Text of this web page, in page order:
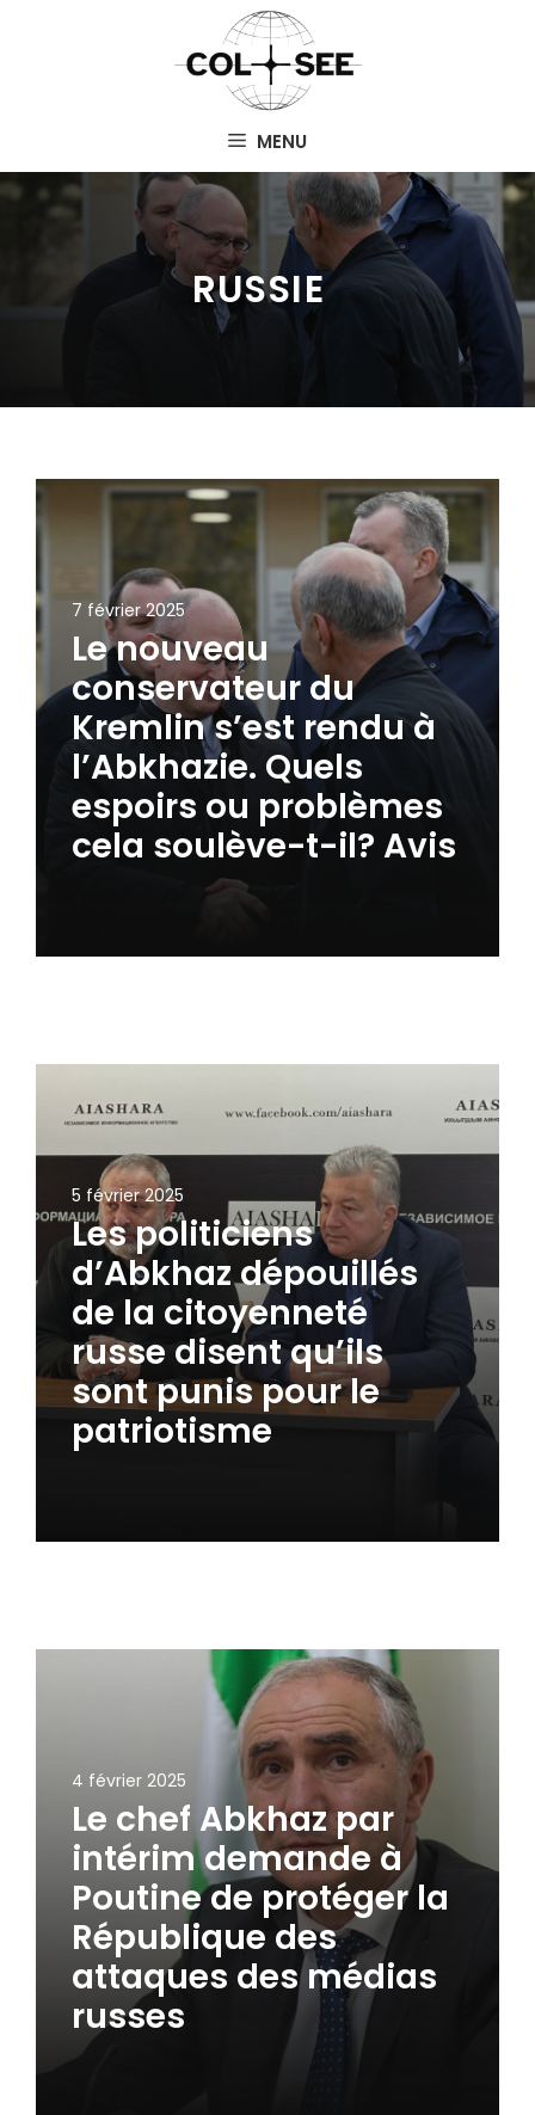
MENU
RUSSIE
7 février 2025
Le nouveau
conservateur du
Kremlin s’est rendu à
l’Abkhazie. Quels
espoirs ou problèmes
cela soulève-t-il? Avis
5 février 2025
Les politiciens
d’Abkhaz dépouillés
de la citoyenneté
russe disent qu’ils
sont punis pour le
patriotisme
4 février 2025
Le chef Abkhaz par
intérim demande à
Poutine de protéger la
République des
attaques des médias
russes